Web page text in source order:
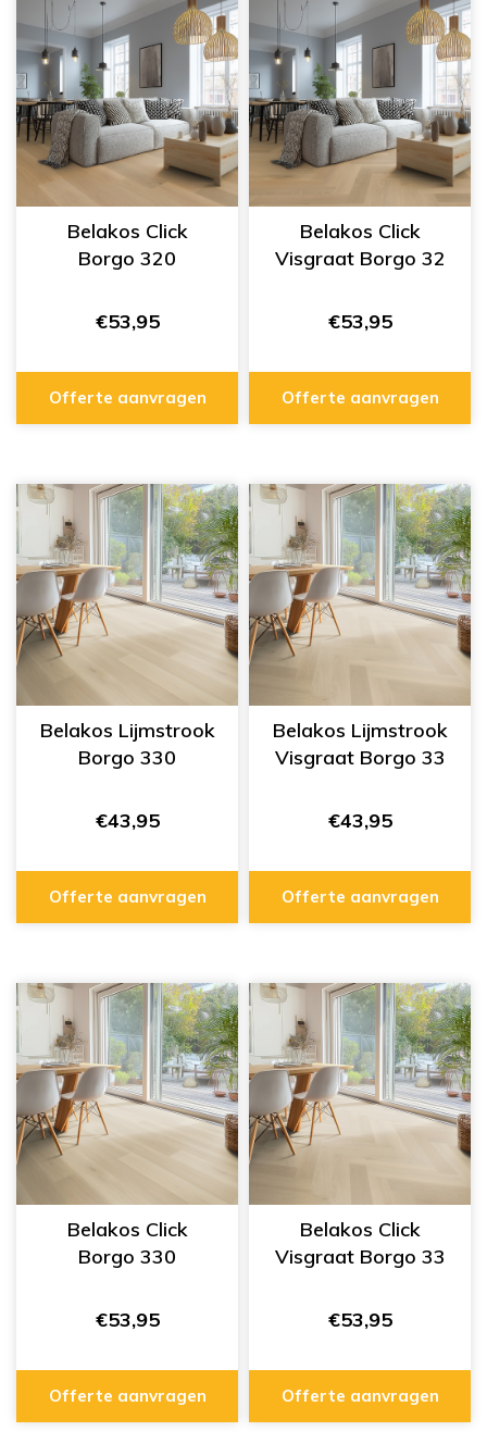
Belakos Click
Borgo 320
€53,95
Offerte aanvragen
Belakos Click
Visgraat Borgo 32
€53,95
Offerte aanvragen
Belakos Lijmstrook
Borgo 330
€43,95
Offerte aanvragen
Belakos Lijmstrook
Visgraat Borgo 33
€43,95
Offerte aanvragen
Belakos Click
Borgo 330
€53,95
Offerte aanvragen
Belakos Click
Visgraat Borgo 33
€53,95
Offerte aanvragen